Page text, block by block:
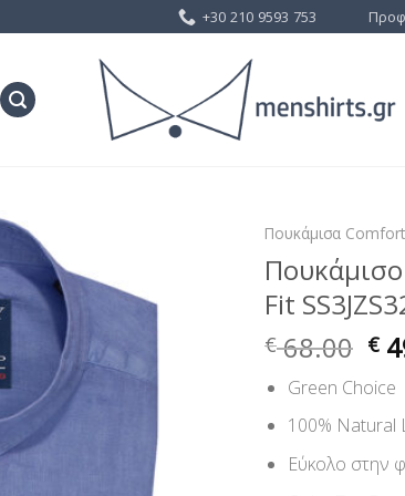
+30 210 9593 753
στη Λίστα
Πουκάμισα
Fit
€68.00 €
Green Choice
100% Natural
Εύκολο στην